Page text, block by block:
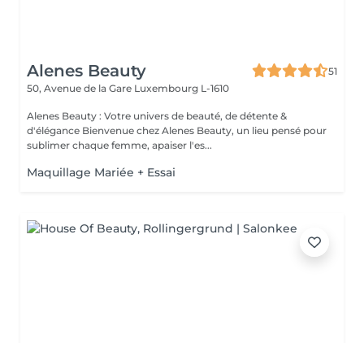
Alenes Beauty
51
50, Avenue de la Gare Luxembourg L-1610
Alenes Beauty : Votre univers de beauté, de détente &
d'élégance Bienvenue chez Alenes Beauty, un lieu pensé pour
sublimer chaque femme, apaiser l'es...
Maquillage Mariée + Essai